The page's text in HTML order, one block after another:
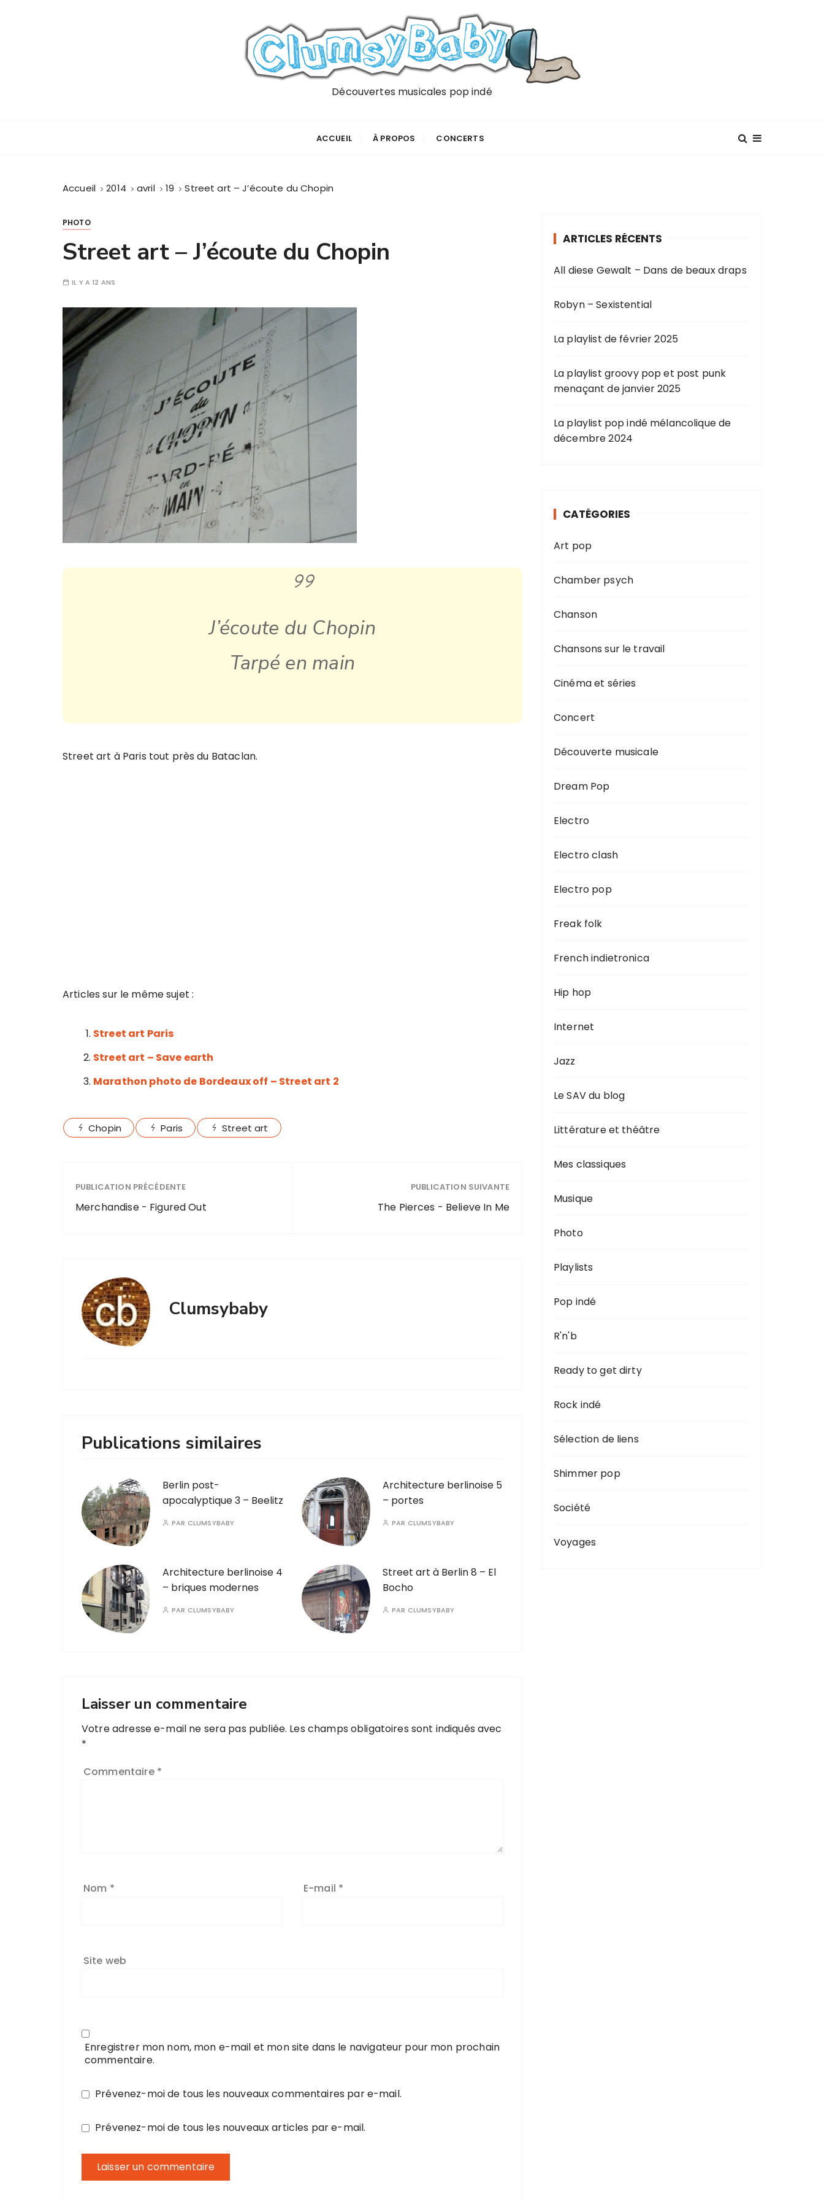
Découvertes musicales pop indé
ACCUEIL À PROPOS CONCERTS
Accueil 2014 avril 19 Street art – J’écoute du Chopin
PHOTO
Street art – J’écoute du Chopin
IL Y A 12 ANS
J’écoute du Chopin
Tarpé en main
Street art à Paris tout près du Bataclan.
Articles sur le même sujet :
Street art Paris
Street art – Save earth
Marathon photo de Bordeaux off – Street art 2
Chopin Paris Street art
PUBLICATION PRÉCÉDENTE
Merchandise - Figured Out
PUBLICATION SUIVANTE
The Pierces - Believe In Me
Clumsybaby
Publications similaires
Berlin post-
apocalyptique 3 – Beelitz
PAR CLUMSYBABY
Architecture berlinoise 5
– portes
PAR CLUMSYBABY
Architecture berlinoise 4
– briques modernes
PAR CLUMSYBABY
Street art à Berlin 8 – El
Bocho
PAR CLUMSYBABY
Laisser un commentaire
Votre adresse e-mail ne sera pas publiée. Les champs obligatoires sont indiqués avec
*
Commentaire *
Nom * E-mail *
Site web
Enregistrer mon nom, mon e-mail et mon site dans le navigateur pour mon prochain
commentaire.
Prévenez-moi de tous les nouveaux commentaires par e-mail.
Prévenez-moi de tous les nouveaux articles par e-mail.
ARTICLES RÉCENTS
All diese Gewalt – Dans de beaux draps
Robyn – Sexistential
La playlist de février 2025
La playlist groovy pop et post punk
menaçant de janvier 2025
La playlist pop indé mélancolique de
décembre 2024
CATÉGORIES
Art pop
Chamber psych
Chanson
Chansons sur le travail
Cinéma et séries
Concert
Découverte musicale
Dream Pop
Electro
Electro clash
Electro pop
Freak folk
French indietronica
Hip hop
Internet
Jazz
Le SAV du blog
Littérature et théâtre
Mes classiques
Musique
Photo
Playlists
Pop indé
R'n'b
Ready to get dirty
Rock indé
Sélection de liens
Shimmer pop
Société
Voyages